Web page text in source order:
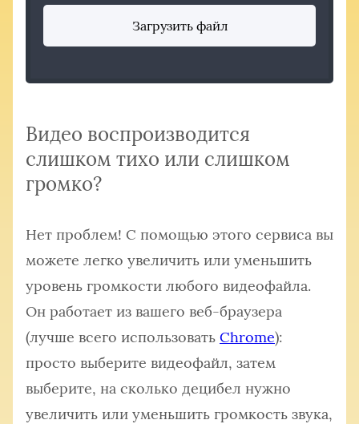
Загрузить файл
Видео воспроизводится
слишком тихо или слишком
громко?
Нет проблем! С помощью этого сервиса вы
можете легко увеличить или уменьшить
уровень громкости любого видеофайла.
Он работает из вашего веб-браузера
(лучше всего использовать Chrome):
просто выберите видеофайл, затем
выберите, на сколько децибел нужно
увеличить или уменьшить громкость звука,